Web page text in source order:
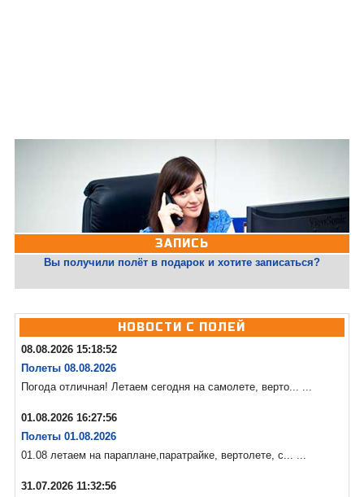
ЗАПИСЬ
Вы получили полёт в подарок и хотите записаться?
НОВОСТИ С ПОЛЕЙ
08.08.2026 15:18:52
Полеты 08.08.2026
Погода отличная! Летаем сегодня на самолете, верто... ...
01.08.2026 16:27:56
Полеты 01.08.2026
01.08 летаем на параплане,паратрайке, вертолете, с... ...
31.07.2026 11:32:56